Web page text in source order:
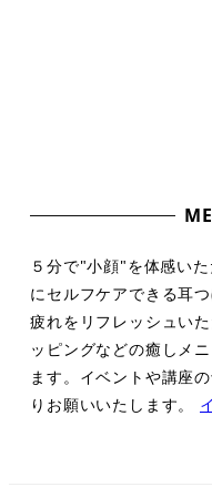
５分で"小顔"を体感い
にセルフケアできる耳
疲れをリフレッシュい
ッピングなどの癒しメ
ます。イベントや講座
りお願いいたします。